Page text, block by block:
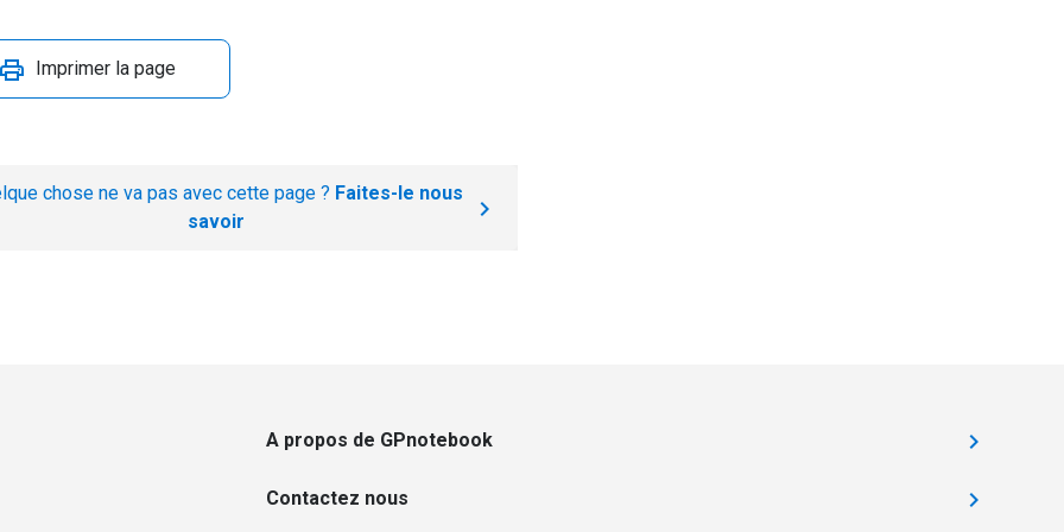
Imprimer la page
chose ne va pas avec cette page ? Faites-le nous
savoir
A propos de GPnotebook
Contactez nous